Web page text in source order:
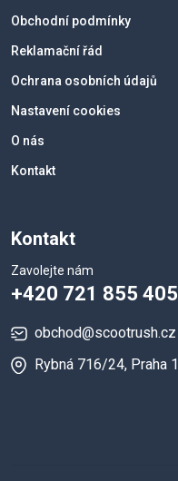
Obchodní podmínky
Reklamační řád
Ochrana osobních údajů
Nastavení cookies
O nás
Kontakt
Kontakt
Zavolejte nám
+420 721 855 405
obchod@scootrush.cz
Rybná 716/24, Praha 1